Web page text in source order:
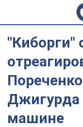
"Киборги"
Джигурда
машине